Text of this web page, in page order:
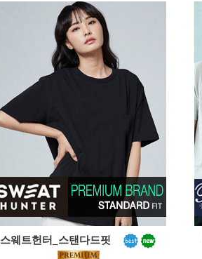
스웨트헌터_스탠다드핏